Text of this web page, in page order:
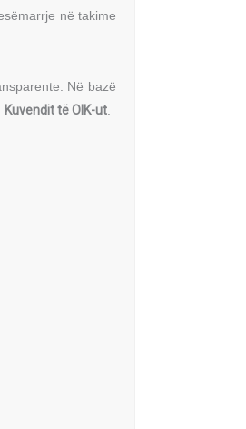
në takime
Në bazë
Kuvendit të OIK-ut